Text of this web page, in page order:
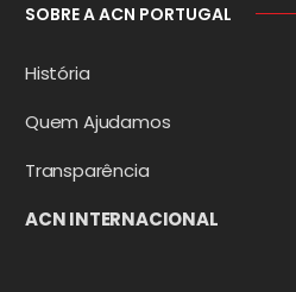
SOBRE A ACN PORTUGAL
História
Quem Ajudamos
Transparência
ACN INTERNACIONAL